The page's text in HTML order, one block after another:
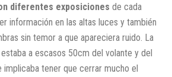
diferentes exposiciones de cada
información en las altas luces y también
sin temor a que apareciera ruido. La
a escasos 50cm del volante y del
implicaba tener que cerrar mucho el